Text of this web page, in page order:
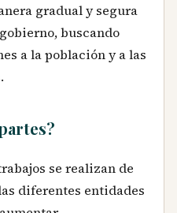
gradual y segura
buscando
a la población y a las
se realizan de
diferentes entidades